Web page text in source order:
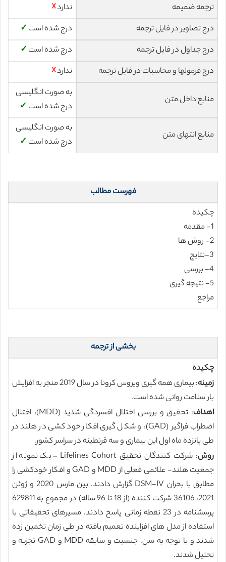
ترجمه ضمیمه
ندارد☓
درج تصاویر در فایل ترجمه
درج شده است ✓
درج جداول در فایل ترجمه
درج شده است ✓
درج فرمولها و محاسبات در فایل ترجمه
ندارد☓
منابع داخل متن
به صورت انگلیسی
درج شده است ✓
منابع انتهای متن
به صورت انگلیسی
درج شده است ✓
فهرست مطالب
چکیده
1- مقدمه
2- روش ها
3-نتایج
4- بررسی
5- نتیجه گیری
مراجع
بخشی از ترجمه
چکیده
زمینه
: بیماری همه گیری ویروس کرونا در سال 2019 منجر به افزایش
بار سلامت روانی شده است.
اهداف
: تحقیق و بررسی اختلال افسردگی شدید (MDD)، اختلال
اضطراب فراگیر (GAD)، و شکل گیری افکار خود کشی در هلند در
طی پانزده ماه اول این بیماری و سه قرنطینه در سراسر کشور.
روش
: شرکت کنندگان تحقیق Lifelines Cohort – یک نمونه از
جمعیت هلند- علائمی فعلی از MDD و GAD و افکار خودکشی را
مطابق با بحران DSM-IV گزارش دادند. بین مارس 2020 و ژوئن
2021، 36106 شرکت کننده (از 18 تا 96 ساله) در مجموع به 629811
پرسشنامه در 23 نقطه زمانی پاسخ دادند. مسیرهای تحقیقاتی با
استفاده از مدل های افزاینده تعمیم یافته در طی زمان تخمین زده
شدند و با توجه به سن، جنسیت و سابقه MDD و GAD تجزیه و
تحلیل شدند.